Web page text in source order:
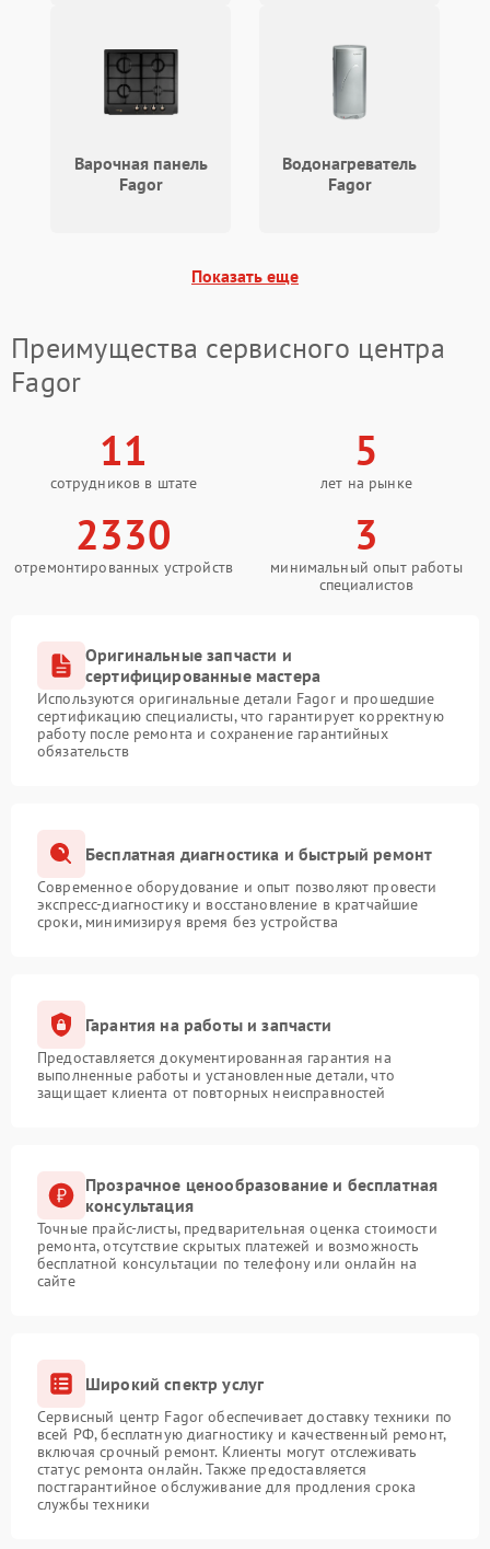
Варочная панель
Fagor
Водонагреватель
Fagor
Показать еще
Преимущества сервисного центра
Fagor
11
сотрудников в штате
5
лет на рынке
2330
отремонтированных устройств
3
минимальный опыт работы
специалистов
Оригинальные запчасти и
сертифицированные мастера
Используются оригинальные детали Fagor и прошедшие
сертификацию специалисты, что гарантирует корректную
работу после ремонта и сохранение гарантийных
обязательств
Бесплатная диагностика и быстрый ремонт
Современное оборудование и опыт позволяют провести
экспресс-диагностику и восстановление в кратчайшие
сроки, минимизируя время без устройства
Гарантия на работы и запчасти
Предоставляется документированная гарантия на
выполненные работы и установленные детали, что
защищает клиента от повторных неисправностей
Прозрачное ценообразование и бесплатная
консультация
Точные прайс-листы, предварительная оценка стоимости
ремонта, отсутствие скрытых платежей и возможность
бесплатной консультации по телефону или онлайн на
сайте
Широкий спектр услуг
Сервисный центр Fagor обеспечивает доставку техники по
всей РФ, бесплатную диагностику и качественный ремонт,
включая срочный ремонт. Клиенты могут отслеживать
статус ремонта онлайн. Также предоставляется
постгарантийное обслуживание для продления срока
службы техники